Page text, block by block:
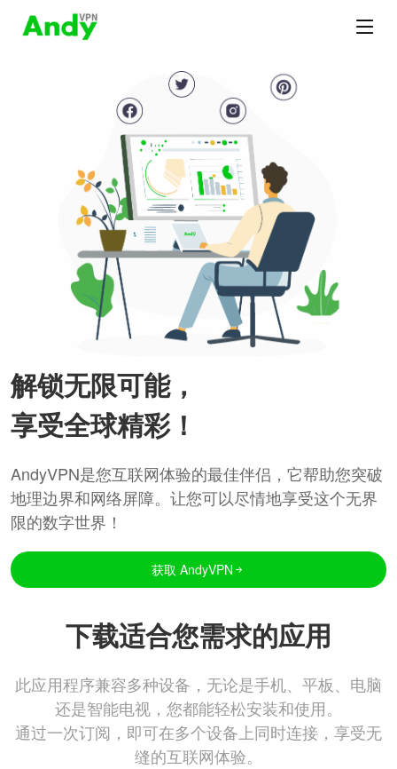
解锁无限可能，
享受全球精彩！
AndyVPN是您互联网体验的最佳伴侣，它帮助您突破
地理边界和网络屏障。让您可以尽情地享受这个无界
限的数字世界！
获取 AndyVPN
下载适合您需求的应用
此应用程序兼容多种设备，无论是手机、平板、电脑
还是智能电视，您都能轻松安装和使用。
通过一次订阅，即可在多个设备上同时连接，享受无
缝的互联网体验。